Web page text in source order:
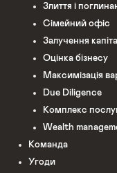
Злиття і
Сімейний офіс
Залучення
Оцінка бізнесу
Максимізація
Due Diligence
Комплекс
Wealth
Команда
Угоди